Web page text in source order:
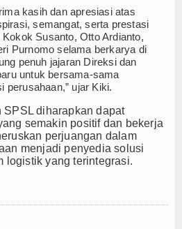
kasih dan apresiasi atas
semangat, serta prestasi
Susanto, Otto Ardianto,
Purnomo selama berkarya di
penuh jajaran Direksi dan
untuk bersama-sama
perusahaan,” ujar Kiki.
SPSL diharapkan dapat
semakin positif dan bekerja
perjuangan dalam
menjadi penyedia solusi
logistik yang terintegrasi.